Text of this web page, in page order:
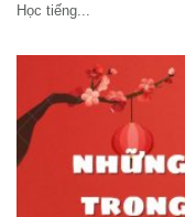
Học tiếng...